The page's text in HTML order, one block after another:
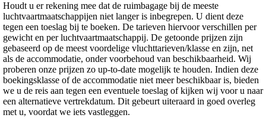
Houdt u er rekening mee dat de ruimbagage bij de meeste
luchtvaartmaatschappijen niet langer is inbegrepen. U dient deze
tegen een toeslag bij te boeken. De tarieven hiervoor verschillen per
gewicht en per luchtvaartmaatschappij. De getoonde prijzen zijn
gebaseerd op de meest voordelige vluchttarieven/klasse en zijn, net
als de accommodatie, onder voorbehoud van beschikbaarheid. Wij
proberen onze prijzen zo up-to-date mogelijk te houden. Indien deze
boekingsklasse of de accommodatie niet meer beschikbaar is, bieden
we u de reis aan tegen een eventuele toeslag of kijken wij voor u naar
een alternatieve vertrekdatum. Dit gebeurt uiteraard in goed overleg
met u, voordat we iets vastleggen.